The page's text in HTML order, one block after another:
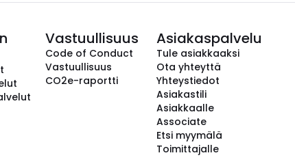
Vastuullisuus
Code of Conduct
Vastuullisuus
CO2e-raportti
Asiakaspalvelu
Tule asiakkaaksi
Ota yhteyttä
Yhteystiedot
Asiakastili
Asiakkaalle
Associate
Etsi myymälä
Toimittajalle